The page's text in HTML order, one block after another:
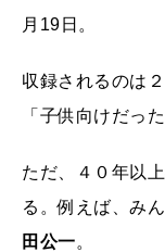
月19日。
収録されるのは
「子供向けだっ
ただ、４０年以
る。例えば、み
田公一。